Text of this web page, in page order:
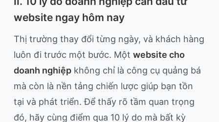
website ngay hôm nay
Thị trường thay đổi từng ngày, và khách hàng
luôn đi trước một bước. Một website cho
doanh nghiệp không chỉ là công cụ quảng bá
mà còn là nền tảng chiến lược giúp bạn tồn
tại và phát triển. Để thấy rõ tầm quan trọng
đó, hãy cùng điểm qua 10 lý do mà bất kỳ